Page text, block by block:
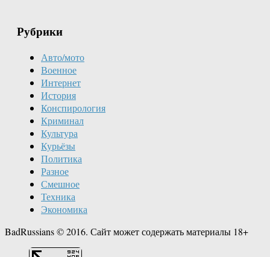
Рубрики
Авто/мото
Военное
Интернет
История
Конспирология
Криминал
Культура
Курьёзы
Политика
Разное
Смешное
Техника
Экономика
BadRussians © 2016. Сайт может содержать материалы 18+